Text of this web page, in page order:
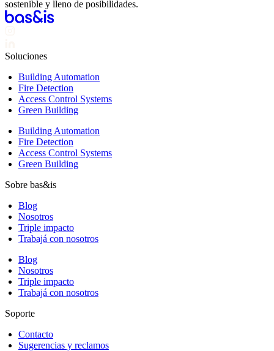
sostenible y lleno de posibilidades.
Soluciones
Building Automation
Fire Detection
Access Control Systems
Green Building
Building Automation
Fire Detection
Access Control Systems
Green Building
Sobre bas&is
Blog
Nosotros
Triple impacto
Trabajá con nosotros
Blog
Nosotros
Triple impacto
Trabajá con nosotros
Soporte
Contacto
Sugerencias y reclamos